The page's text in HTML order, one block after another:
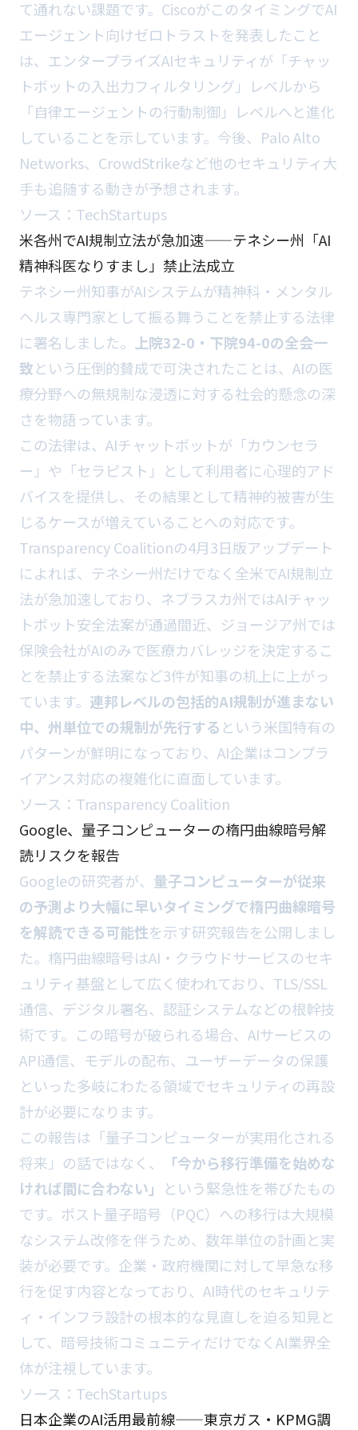
て通れない課題です。CiscoがこのタイミングでAI
エージェント向けゼロトラストを発表したこと
は、エンタープライズAIセキュリティが「チャッ
トボットの入出力フィルタリング」レベルから
「自律エージェントの行動制御」レベルへと進化
していることを示しています。今後、Palo Alto
Networks、CrowdStrikeなど他のセキュリティ大
手も追随する動きが予想されます。
ソース： TechStartups
米各州でAI規制立法が急加速——テネシー州「AI
精神科医なりすまし」禁止法成立
テネシー州知事がAIシステムが精神科・メンタル
ヘルス専門家として振る舞うことを禁止する法律
に署名しました。
上院32-0・下院94-0の全会一
致という圧倒的賛成で可決されたことは、AIの医
療分野への無規制な浸透に対する社会的懸念の深
さを物語っています。
この法律は、AIチャットボットが「カウンセラ
ー」や「セラピスト」として利用者に心理的アド
バイスを提供し、その結果として精神的被害が生
じるケースが増えていることへの対応です。
Transparency Coalitionの4月3日版アップデート
によれば、テネシー州だけでなく全米でAI規制立
法が急加速しており、ネブラスカ州ではAIチャッ
トボット安全法案が通過間近、ジョージア州では
保険会社がAIのみで医療カバレッジを決定するこ
とを禁止する法案など3件が知事の机上に上がっ
ています。 連邦レベルの包括的AI規制が進まない
中、州単位での規制が先行する という米国特有の
パターンが鮮明になっており、AI企業はコンプラ
イアンス対応の複雑化に直面しています。
ソース： Transparency Coalition
Google、量子コンピューターの楕円曲線暗号解
読リスクを報告
Googleの研究者が、 量子コンピューターが従来
の予測より大幅に早いタイミングで楕円曲線暗号
を解読できる可能性を示す研究報告を公開しまし
た。楕円曲線暗号はAI・クラウドサービスのセキ
ュリティ基盤として広く使われており、TLS/SSL
通信、デジタル署名、認証システムなどの根幹技
術です。この暗号が破られる場合、AIサービスの
API通信、モデルの配布、ユーザーデータの保護
といった多岐にわたる領域でセキュリティの再設
計が必要になります。
この報告は「量子コンピューターが実用化される
将来」の話ではなく、
「今から移行準備を始めな
ければ間に合わない」
という緊急性を帯びたもの
です。ポスト量子暗号（PQC）への移行は大規模
なシステム改修を伴うため、数年単位の計画と実
装が必要です。企業・政府機関に対して早急な移
行を促す内容となっており、AI時代のセキュリテ
ィ・インフラ設計の根本的な見直しを迫る知見と
して、暗号技術コミュニティだけでなくAI業界全
体が注視しています。
ソース： TechStartups
日本企業のAI活用最前線——東京ガス・KPMG調